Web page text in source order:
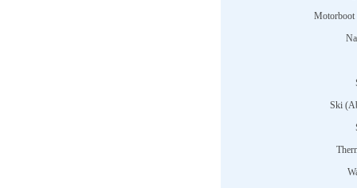
Motorboot
Ski